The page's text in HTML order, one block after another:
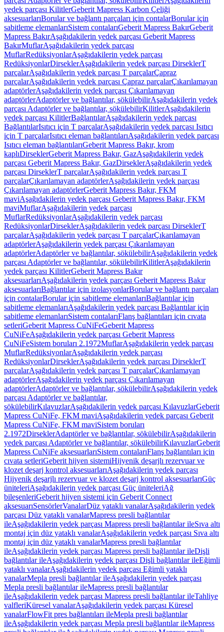
yedek parçası KilitlerGeberit Mapress Karbon Çeliği
aksesuarlarıBorular ve bağlantı parçaları için contalarBorular için
sabitleme elemanlarıSistem contalarıGeberit Mapress BakırGeberit
Mapress BakırAşağıdakilerin yedek parçası Geberit Mapress
BakırMuflarAşağıdakilerin yedek parçası
MuflarRedüksiyonlarAşağıdakilerin yedek parçası
RedüksiyonlarDirseklerAşağıdakilerin yedek parçası DirseklerT
parçalarAşağıdakilerin yedek parçası T parçalarÇapraz
parçalarAşağıdakilerin yedek parçası Çapraz parçalarÇıkarılamayan
adaptörlerAşağıdakilerin yedek parçası Çıkarılamayan
adaptörlerAdaptörler ve bağlantılar, sökülebilirAşağıdakilerin yedek
parçası Adaptörler ve bağlantılar, sökülebilirKilitlerAşağıdakilerin
yedek parçası KilitlerBağlantılarAşağıdakilerin yedek parçası
BağlantılarIsıtıcı için T parçalarAşağıdakilerin yedek parçası Isıtıcı
için T parçalarIsıtıcı eleman bağlantılarıAşağıdakilerin yedek parçası
Isıtıcı eleman bağlantılarıGeberit Mapress Bakır, krom
kaplıDirseklerGeberit Mapress Bakır, GazAşağıdakilerin yedek
parçası Geberit Mapress Bakır, GazDirseklerAşağıdakilerin yedek
parçası DirseklerT parçalarAşağıdakilerin yedek parçası T
parçalarÇıkarılamayan adaptörlerAşağıdakilerin yedek parçası
Çıkarılamayan adaptörlerGeberit Mapress Bakır, FKM
maviAşağıdakilerin yedek parçası Geberit Mapress Bakır, FKM
maviMuflarAşağıdakilerin yedek parçası
MuflarRedüksiyonlarAşağıdakilerin yedek parçası
RedüksiyonlarDirseklerAşağıdakilerin yedek parçası DirseklerT
parçalarAşağıdakilerin yedek parçası T parçalarÇıkarılamayan
adaptörlerAşağıdakilerin yedek parçası Çıkarılamayan
adaptörlerAdaptörler ve bağlantılar, sökülebilirAşağıdakilerin yedek
parçası Adaptörler ve bağlantılar, sökülebilirKilitlerAşağıdakilerin
yedek parçası KilitlerGeberit Mapress Bakır
aksesuarlarıAşağıdakilerin yedek parçası Geberit Mapress Bakır
aksesuarlarıBağlantılar için izolasyonlarBorular ve bağlantı parçaları
için contalarBorular için sabitleme elemanlarıBağlantılar için
sabitleme elemanlarıAşağıdakilerin yedek parçası Bağlantılar için
sabitleme elemanlarıSistem contalarıFlanş bağlantıları için cıvata
setleriGeberit Mapress CuNiFeGeberit Mapress
CuNiFeAşağıdakilerin yedek parçası Geberit Mapress
CuNiFeSistem boruları 2.1972MuflarAşağıdakilerin yedek parçası
MuflarRedüksiyonlarAşağıdakilerin yedek parçası
RedüksiyonlarDirseklerAşağıdakilerin yedek parçası DirseklerT
parçalarAşağıdakilerin yedek parçası T parçalarÇıkarılamayan
adaptörlerAşağıdakilerin yedek parçası Çıkarılamayan
adaptörlerAdaptörler ve bağlantılar, sökülebilirAşağıdakilerin yedek
parçası Adaptörler ve bağlantılar,
sökülebilirKılavuzlarAşağıdakilerin yedek parçası KılavuzlarGeberit
Mapress CuNiFe, FKM maviAşağıdakilerin yedek parçası Geberit
Mapress CuNiFe, FKM maviSistem boruları
2.1972DirseklerAdaptörler ve bağlantılar, sökülebilirAşağıdakilerin
yedek parçası Adaptörler ve bağlantılar, sökülebilirKılavuzlarGeberit
Mapress CuNiFe aksesuarlarıSistem contalarıFlanş bağlantıları için
cıvata setleriGeberit hijyen sistemiHijyenik deşarjlı rezervuar ve
klozet deşarj kontrol aksesuarlarıAşağıdakilerin yedek parçası
Hijyenik deşarjlı rezervuar ve klozet deşarj kontrol aksesuarlarıGüç
üniteleriAşağıdakilerin yedek parçası Güç üniteleriAğ
bileşenleriGeberit hijyen sistemi için Geberit Connect
aksesuarıSensörlerVanalarDüz yataklı vanalarAşağıdakilerin yedek
parçası Düz yataklı vanalarMapress presli bağlantılar
ileAşağıdakilerin yedek parçası Mapress presli bağlantılar ileSıva altı
montaj için düz yataklı vanalarAşağıdakilerin yedek parçası Sıva altı
montaj için düz yataklı vanalarMapress presli bağlantılar
ileAşağıdakilerin yedek parçası Mapress presli bağlantılar ileDişli
bağlantılar ileAşağıdakilerin yedek parçası Dişli bağlantılar ileEğimli
yataklı vanalarAşağıdakilerin yedek parçası Eğimli yataklı
vanalarMepla presli bağlantılar ileAşağıdakilerin yedek parçası
Mepla presli bağlantılar ileMapress presli bağlantılar
ileAşağıdakilerin yedek parçası Mapress presli bağlantılar ileTahliye
valfleriKüresel vanalarAşağıdakilerin yedek parçası Küresel
vanalarFlowFit pres bağlantıları ileMepla presli bağlantılar
ileAşağıdakilerin yedek parçası Mepla presli bağlantılar ileMapress